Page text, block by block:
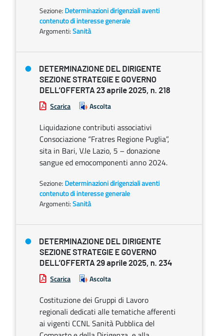
Sezione: Determinazioni dirigenziali aventi
contenuto di interesse generale
Argomenti:Sanità
DETERMINAZIONE DEL DIRIGENTE
SEZIONE STRATEGIE E GOVERNO
DELL’OFFERTA 23 aprile 2025, n. 218
Scarica Ascolta
Liquidazione contributi associativi
Consociazione “Fratres Regione Puglia”,
sita in Bari, V.le Lazio, 5 – donazione
sangue ed emocomponenti anno 2024.
Sezione: Determinazioni dirigenziali aventi
contenuto di interesse generale
Argomenti:Sanità
DETERMINAZIONE DEL DIRIGENTE
SEZIONE STRATEGIE E GOVERNO
DELL’OFFERTA 29 aprile 2025, n. 234
Scarica Ascolta
Costituzione dei Gruppi di Lavoro
regionali dedicati alle tematiche afferenti
ai vigenti CCNL Sanità Pubblica del